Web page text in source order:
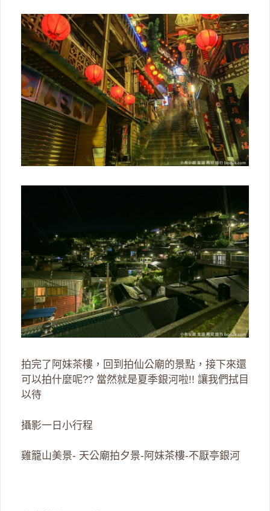
拍完了阿妹茶樓，回到拍仙公廟的景點，接下來還
可以拍什麼呢?? 當然就是夏季銀河啦!! 讓我們拭目
以待
攝影一日小行程
雞籠山美景- 天公廟拍夕景-阿妹茶樓-不厭亭銀河